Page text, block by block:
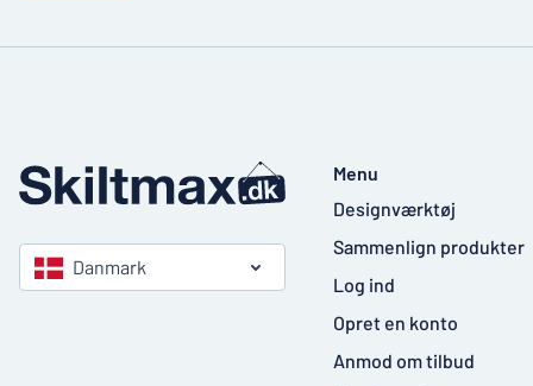
Danmark
Menu
Designværktøj
Sammenlign produkter
Log ind
Opret en konto
Anmod om tilbud